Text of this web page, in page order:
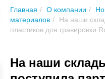
Главная О компании
материалов
На наши
пластиков для гравировки
На наши